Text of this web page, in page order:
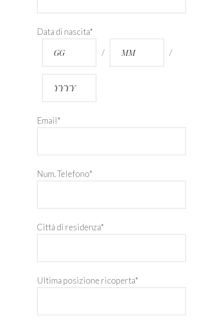
Data di nascita*
/
/
Email*
Num. Telefono*
Città di residenza*
Ultima posizione ricoperta*